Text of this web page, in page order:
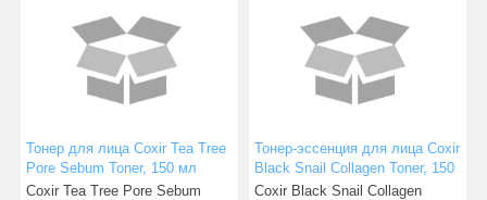
Тонер для лица Coxir Tea Tree
Pore Sebum Toner, 150 мл
(8809080826294)
Coxir Tea Tree Pore Sebum
Тонер-эссенция для лица Coxir
Black Snail Collagen Toner, 150
мл (8809080826171)
Coxir Black Snail Collagen